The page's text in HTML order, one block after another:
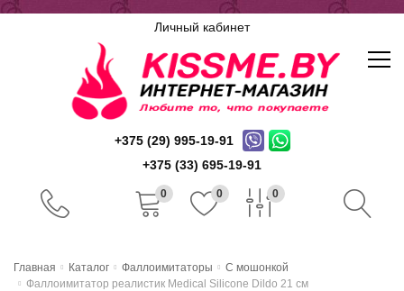
Личный кабинет
+375 (29) 995-19-91
+375 (33) 695-19-91
0 0 0
Главная Каталог Фаллоимитаторы
С мошонкой
Фаллоимитатор реалистик Medical Silicone Dildo 21 см